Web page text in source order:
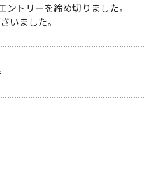
トリーを締め切りました。
いました。